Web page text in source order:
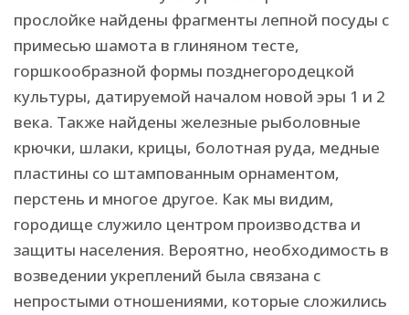
прослойке найдены фрагменты лепной посуды с
примесью шамота в глиняном тесте,
горшкообразной формы позднегородецкой
культуры, датируемой началом новой эры 1 и 2
века. Также найдены железные рыболовные
крючки, шлаки, крицы, болотная руда, медные
пластины со штампованным орнаментом,
перстень и многое другое. Как мы видим,
городище служило центром производства и
защиты населения. Вероятно, необходимость в
возведении укреплений была связана с
непростыми отношениями, которые сложились